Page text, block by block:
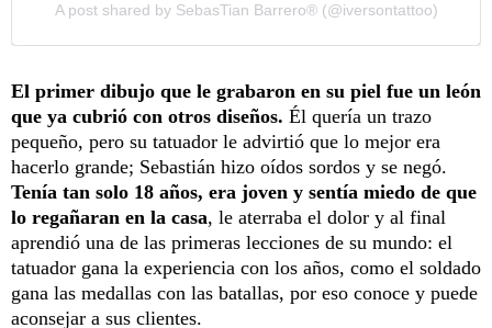
A post shared by SebasTian Barrero®️ (@iversontattoo)
El primer dibujo que le grabaron en su piel fue un león
que ya cubrió con otros diseños. Él quería un trazo
pequeño, pero su tatuador le advirtió que lo mejor era
hacerlo grande; Sebastián hizo oídos sordos y se negó.
Tenía tan solo 18 años, era joven y sentía miedo de que
lo regañaran en la casa, le aterraba el dolor y al final
aprendió una de las primeras lecciones de su mundo: el
tatuador gana la experiencia con los años, como el soldado
gana las medallas con las batallas, por eso conoce y puede
aconsejar a sus clientes.